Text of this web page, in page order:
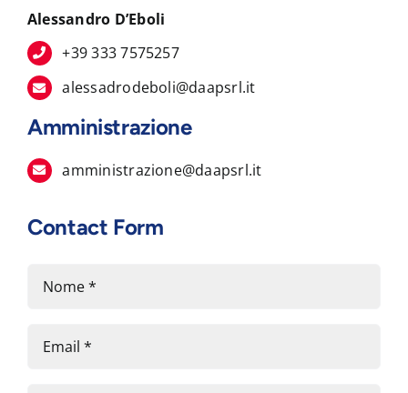
Alessandro D’Eboli
+39 333 7575257
alessadrodeboli@daapsrl.it
Amministrazione
amministrazione@daapsrl.it
Contact Form